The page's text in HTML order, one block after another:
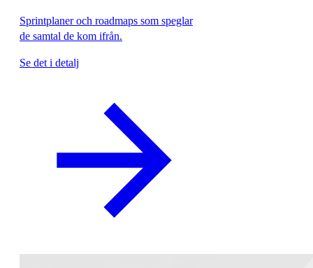
Sprintplaner och roadmaps som speglar
de samtal de kom ifrån.
Se det i detalj